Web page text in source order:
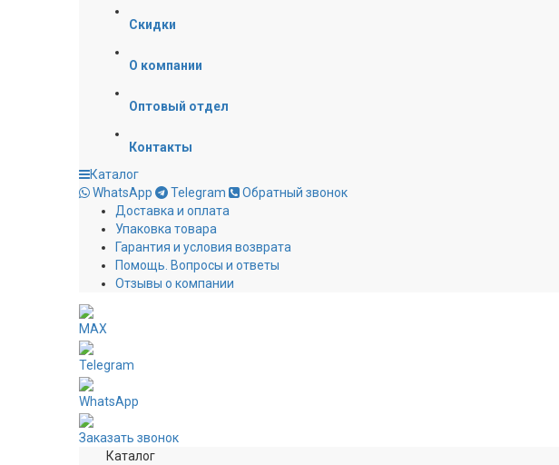
Скидки
О компании
Оптовый отдел
Контакты
Каталог
WhatsApp
Telegram
Обратный звонок
Доставка и оплата
Упаковка товара
Гарантия и условия возврата
Помощь. Вопросы и ответы
Отзывы о компании
MAX
Telegram
WhatsApp
Заказать звонок
Каталог